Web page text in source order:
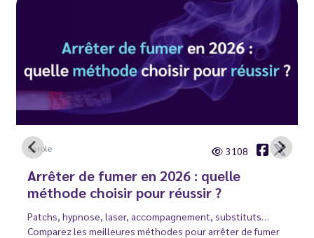
Carole 3108
Arrêter de fumer en 2026 : quelle
méthode choisir pour réussir ?
Patchs, hypnose, laser, accompagnement, substituts…
Comparez les meilleures méthodes pour arrêter de fumer